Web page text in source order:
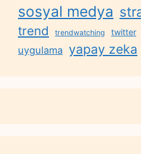
sosyal medya
trend trendwatching twitter
uygulama yapay zeka